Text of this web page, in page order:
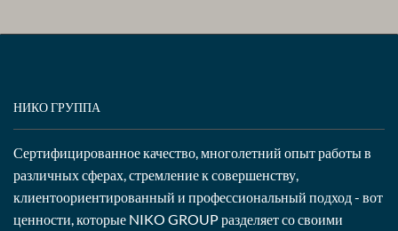
НИКО ГРУППА
Сертифицированное качество, многолетний опыт работы в
различных сферах, стремление к совершенству,
клиентоориентированный и профессиональный подход - вот
ценности, которые NIKO GROUP разделяет со своими